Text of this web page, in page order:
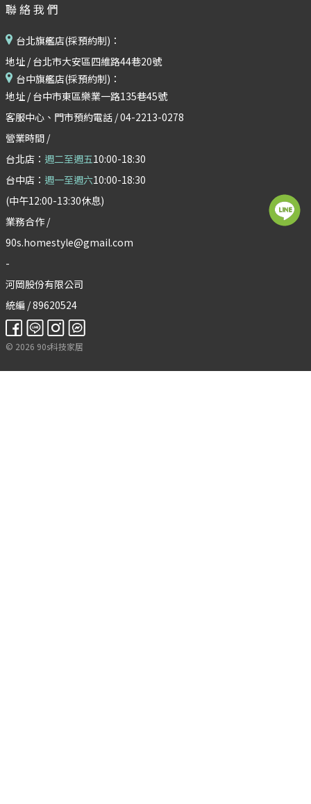
聯絡我們
台北旗艦店(採預約制)：
地址 / 台北市大安區四維路44巷20號
台中旗艦店(採預約制)：
地址 / 台中市東區樂業一路135巷45號
客服中心、門市預約電話 / 04-2213-0278
營業時間 /
台北店： 週二至週五10:00-18:30
台中店： 週一至週六10:00-18:30
(中午12:00-13:30休息)
業務合作 /
90s.homestyle@gmail.com
-
河岡股份有限公司
統編 / 89620524
© 2026 90s科技家居